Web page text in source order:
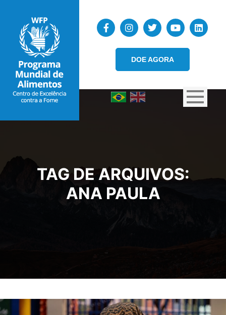
DOE AGORA
TAG DE ARQUIVOS:
ANA PAULA